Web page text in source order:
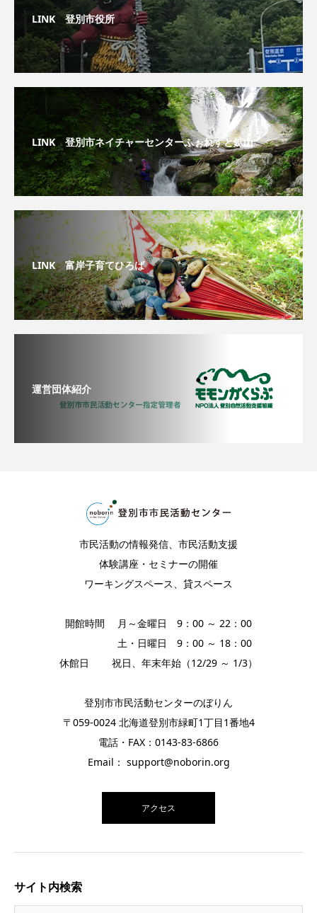
LINK 登別市役所
LINK 登別市ネイチャーセンターふぉれすと鉱山
LINK 富岸子育てひろば
運営団体紹介
市民活動の情報発信、市民活動支援
体験講座・セミナーの開催
ワーキングスペース、貸スペース
開館時間 月～金曜日 9：00 ～ 22：00
土・日曜日 9：00 ～ 18：00
休館日 祝日、年末年始（12/29 ～ 1/3）
登別市市民活動センターのぼりん
〒059-0024 北海道登別市緑町1丁目1番地4
電話・FAX：0143-83-6866
Email： support@noborin.org
アクセス
サイト内検索